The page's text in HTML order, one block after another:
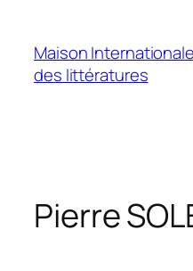
contenu
Maison
des littératures
Pierre